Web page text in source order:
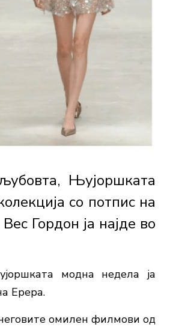
Њујоршката
со потпис на
Гордон ја најде во
модна недела ја
Ерера.
неговите омилен филмови од